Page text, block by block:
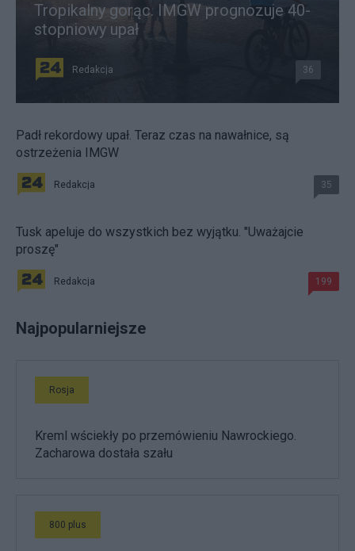
Tropikalny gorąc. IMGW prognozuje 40-
stopniowy upał
Redakcja 36
Padł rekordowy upał. Teraz czas na nawałnice, są
ostrzeżenia IMGW
Redakcja 35
Tusk apeluje do wszystkich bez wyjątku. "Uważajcie
proszę"
Redakcja 199
Najpopularniejsze
Rosja
Kreml wściekły po przemówieniu Nawrockiego.
Zacharowa dostała szału
800 plus